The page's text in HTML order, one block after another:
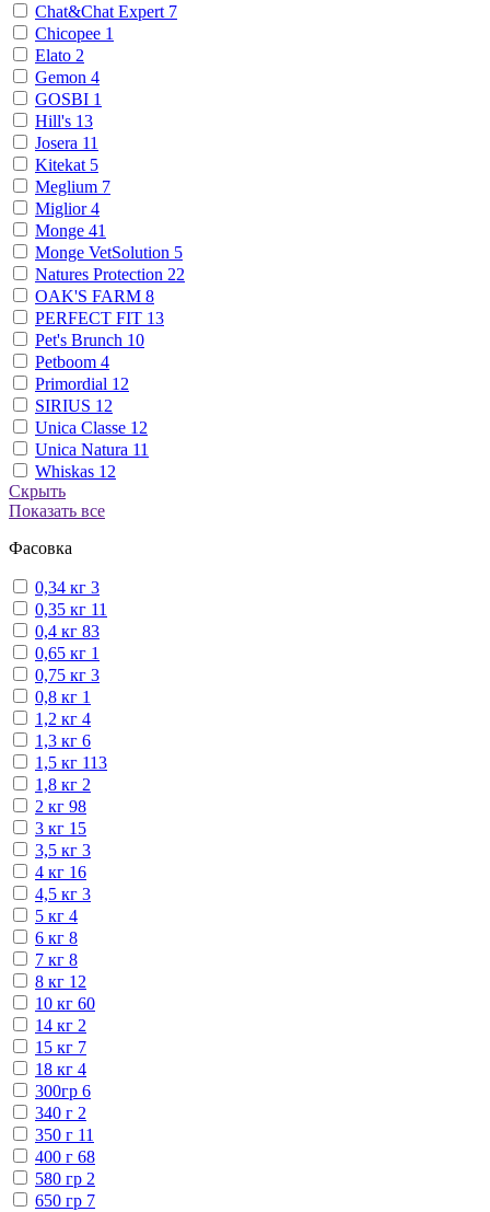
Chat&Chat Expert 7
Chicopee 1
Elato 2
Gemon 4
GOSBI 1
Hill's 13
Josera 11
Kitekat 5
Meglium 7
Miglior4
Monge 41
Monge VetSolution 5
Natures Protection 22
OAK'S FARM 8
PERFECT FIT 13
Pet's Brunch 10
Petboom 4
Primordial 12
SIRIUS 12
Unica Classe 12
Unica Natura 11
Whiskas 12
Скрыть
Показать все
Фасовка
0,34 кг 3
0,35 кг 11
0,4 кг 83
0,65 кг 1
0,75 кг 3
0,8 кг 1
1,2 кг 4
1,3 кг 6
1,5 кг 113
1,8 кг 2
2 кг 98
3 кг 15
3,5 кг 3
4 кг 16
4,5 кг 3
5 кг 4
6 кг 8
7 кг 8
8 кг 12
10 кг 60
14 кг 2
15 кг 7
18 кг 4
300гр 6
340 г 2
350 г 11
400 г 68
580 гр 2
650 гр 7